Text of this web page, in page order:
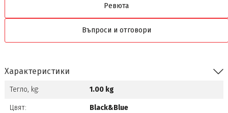
Ревюта
Въпроси и отговори
Характеристики
Тегло, kg: 1.00 kg
Цвят: Black&Blue